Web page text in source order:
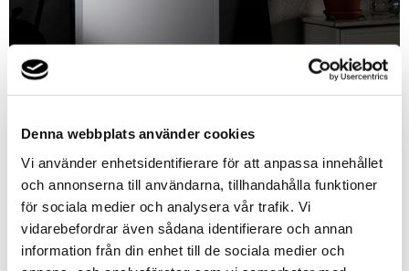
Denna webbplats använder cookies
Vi använder enhetsidentifierare för att anpassa innehållet
och annonserna till användarna, tillhandahålla funktioner
för sociala medier och analysera vår trafik. Vi
vidarebefordrar även sådana identifierare och annan
information från din enhet till de sociala medier och